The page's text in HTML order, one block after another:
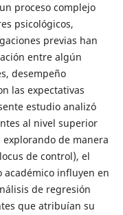
proceso complejo
psicológicos,
previas han
entre algún
desempeño
las expectativas
estudio analizó
al nivel superior
de manera
de control), el
académico influyen en
de regresión
que atribuían su